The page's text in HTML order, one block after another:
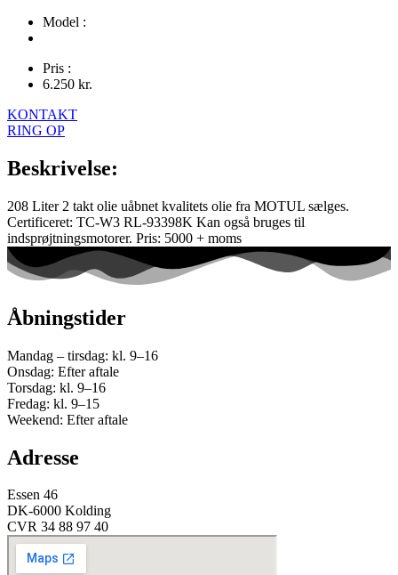
Model :
Pris :
6.250 kr.
KONTAKT
RING OP
Beskrivelse:
208 Liter 2 takt olie uåbnet kvalitets olie fra MOTUL sælges.
Certificeret: TC-W3 RL-93398K Kan også bruges til
indsprøjtningsmotorer. Pris: 5000 + moms
Åbningstider
Mandag – tirsdag: kl. 9–16
Onsdag: Efter aftale
Torsdag: kl. 9–16
Fredag: kl. 9–15
Weekend: Efter aftale
Adresse
Essen 46
DK-6000 Kolding
CVR 34 88 97 40